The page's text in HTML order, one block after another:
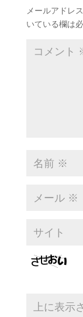
メールアドレ
いている欄は